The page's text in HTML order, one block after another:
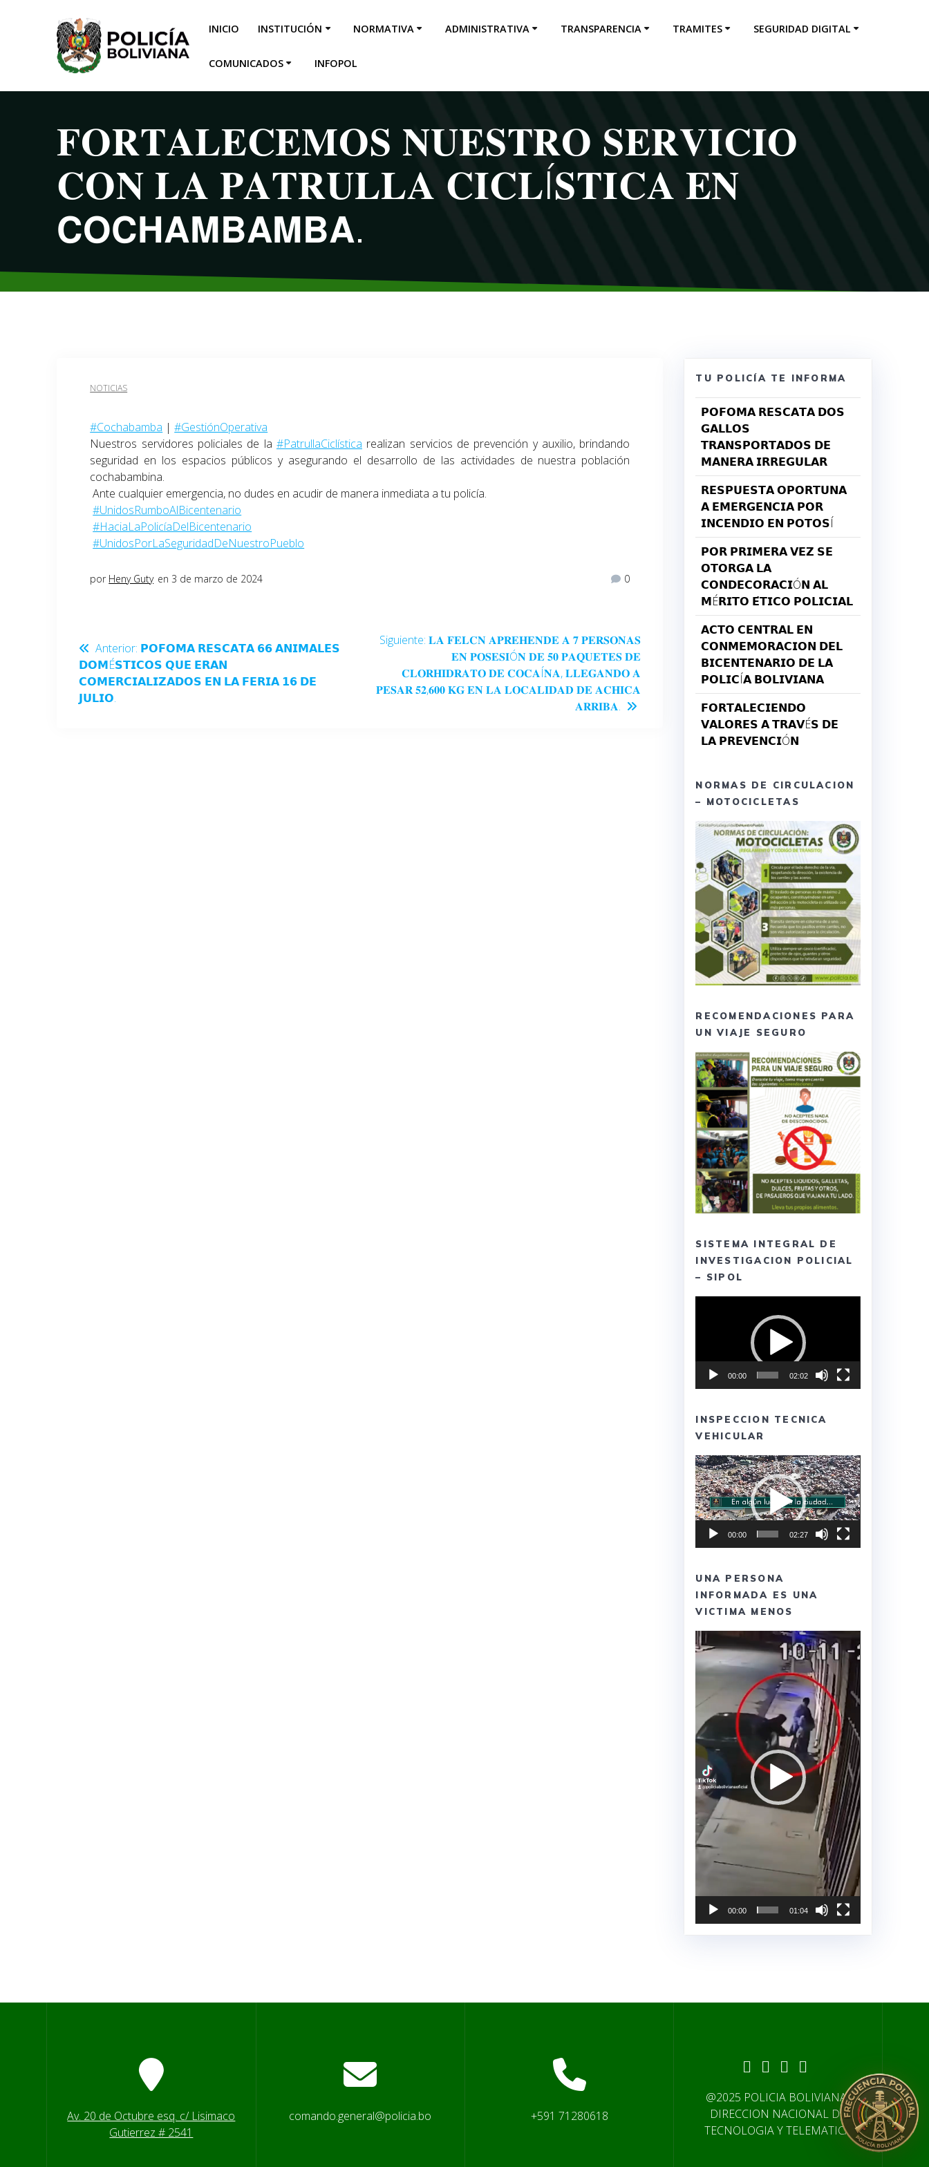
INICIO INSTITUCIÓN NORMATIVA ADMINISTRATIVA TRANSPARENCIA TRAMITES SEGURIDAD DIGITAL
COMUNICADOS INFOPOL
𝐅𝐎𝐑𝐓𝐀𝐋𝐄𝐂𝐄𝐌𝐎𝐒 𝐍𝐔𝐄𝐒𝐓𝐑𝐎 𝐒𝐄𝐑𝐕𝐈𝐂𝐈𝐎
𝐂𝐎𝐍 𝐋𝐀 𝐏𝐀𝐓𝐑𝐔𝐋𝐋𝐀 𝐂𝐈𝐂𝐋Í𝐒𝐓𝐈𝐂𝐀 𝐄𝐍
𝗖𝗢𝗖𝗛𝗔𝗠𝗕𝗔𝗠𝗕𝗔.
NOTICIAS
#Cochabamba |#GestiónOperativa
Nuestros servidores policiales de la #PatrullaCiclística realizan servicios de prevención y auxilio, brindando
seguridad en los espacios públicos y asegurando el desarrollo de las actividades de nuestra población
cochabambina.
Ante cualquier emergencia, no dudes en acudir de manera inmediata a tu policía.
#UnidosRumboAlBicentenario
#HaciaLaPolicíaDelBicentenario
#UnidosPorLaSeguridadDeNuestroPueblo
por Heny Guty en 3 de marzo de 2024 0
Anterior: 𝗣𝗢𝗙𝗢𝗠𝗔 𝗥𝗘𝗦𝗖𝗔𝗧𝗔 𝟲𝟲 𝗔𝗡𝗜𝗠𝗔𝗟𝗘𝗦
𝗗𝗢𝗠É𝗦𝗧𝗜𝗖𝗢𝗦 𝗤𝗨𝗘 𝗘𝗥𝗔𝗡
𝗖𝗢𝗠𝗘𝗥𝗖𝗜𝗔𝗟𝗜𝗭𝗔𝗗𝗢𝗦 𝗘𝗡 𝗟𝗔 𝗙𝗘𝗥𝗜𝗔 𝟭𝟲 𝗗𝗘
𝗝𝗨𝗟𝗜𝗢.
Siguiente: 𝐋𝐀 𝐅𝐄𝐋𝐂𝐍 𝐀𝐏𝐑𝐄𝐇𝐄𝐍𝐃𝐄 𝐀 𝟕 𝐏𝐄𝐑𝐒𝐎𝐍𝐀𝐒
𝐄𝐍 𝐏𝐎𝐒𝐄𝐒𝐈Ó𝐍 𝐃𝐄 𝟓𝟎 𝐏𝐀𝐐𝐔𝐄𝐓𝐄𝐒 𝐃𝐄
𝐂𝐋𝐎𝐑𝐇𝐈𝐃𝐑𝐀𝐓𝐎 𝐃𝐄 𝐂𝐎𝐂𝐀Í𝐍𝐀, 𝐋𝐋𝐄𝐆𝐀𝐍𝐃𝐎 𝐀
𝐏𝐄𝐒𝐀𝐑 𝟓𝟐,𝟔𝟎𝟎 𝐊𝐆 𝐄𝐍 𝐋𝐀 𝐋𝐎𝐂𝐀𝐋𝐈𝐃𝐀𝐃 𝐃𝐄 𝐀𝐂𝐇𝐈𝐂𝐀
𝐀𝐑𝐑𝐈𝐁𝐀.
TU POLICÍA TE INFORMA
𝗣𝗢𝗙𝗢𝗠𝗔 𝗥𝗘𝗦𝗖𝗔𝗧𝗔 𝗗𝗢𝗦
𝗚𝗔𝗟𝗟𝗢𝗦
𝗧𝗥𝗔𝗡𝗦𝗣𝗢𝗥𝗧𝗔𝗗𝗢𝗦 𝗗𝗘
𝗠𝗔𝗡𝗘𝗥𝗔 𝗜𝗥𝗥𝗘𝗚𝗨𝗟𝗔𝗥
𝗥𝗘𝗦𝗣𝗨𝗘𝗦𝗧𝗔 𝗢𝗣𝗢𝗥𝗧𝗨𝗡𝗔
𝗔 𝗘𝗠𝗘𝗥𝗚𝗘𝗡𝗖𝗜𝗔 𝗣𝗢𝗥
𝗜𝗡𝗖𝗘𝗡𝗗𝗜𝗢 𝗘𝗡 𝗣𝗢𝗧𝗢𝗦Í
𝗣𝗢𝗥 𝗣𝗥𝗜𝗠𝗘𝗥𝗔 𝗩𝗘𝗭 𝗦𝗘
𝗢𝗧𝗢𝗥𝗚𝗔 𝗟𝗔
𝗖𝗢𝗡𝗗𝗘𝗖𝗢𝗥𝗔𝗖𝗜Ó𝗡 𝗔𝗟
𝗠É𝗥𝗜𝗧𝗢 𝗘́𝗧𝗜𝗖𝗢 𝗣𝗢𝗟𝗜𝗖𝗜𝗔𝗟
𝗔𝗖𝗧𝗢 𝗖𝗘𝗡𝗧𝗥𝗔𝗟 𝗘𝗡
𝗖𝗢𝗡𝗠𝗘𝗠𝗢𝗥𝗔𝗖𝗜𝗢𝗡 𝗗𝗘𝗟
𝗕𝗜𝗖𝗘𝗡𝗧𝗘𝗡𝗔𝗥𝗜𝗢 𝗗𝗘 𝗟𝗔
𝗣𝗢𝗟𝗜𝗖Í𝗔 𝗕𝗢𝗟𝗜𝗩𝗜𝗔𝗡𝗔
𝗙𝗢𝗥𝗧𝗔𝗟𝗘𝗖𝗜𝗘𝗡𝗗𝗢
𝗩𝗔𝗟𝗢𝗥𝗘𝗦 𝗔 𝗧𝗥𝗔𝗩É𝗦 𝗗𝗘
𝗟𝗔 𝗣𝗥𝗘𝗩𝗘𝗡𝗖𝗜Ó𝗡
NORMAS DE CIRCULACION
– MOTOCICLETAS
RECOMENDACIONES PARA
UN VIAJE SEGURO
SISTEMA INTEGRAL DE
INVESTIGACION POLICIAL
– SIPOL
00:00 02:02
INSPECCION TECNICA
VEHICULAR
Reproductor
de
vídeo
00:00 02:27
UNA PERSONA
INFORMADA ES UNA
VICTIMA MENOS
Reproductor
de
vídeo
00:00 01:04
Av. 20 de Octubre esq. c/ Lisimaco
Gutierrez # 2541
comando.general@policia.bo +591 71280618
@2025 POLICIA BOLIVIANA-
DIRECCION NACIONAL DE
TECNOLOGIA Y TELEMATICA